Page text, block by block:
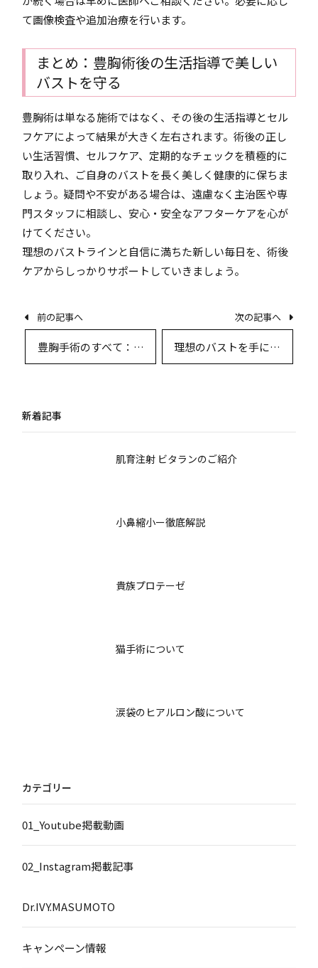
て画像検査や追加治療を行います。
まとめ：豊胸術後の生活指導で美しい
バストを守る
豊胸術は単なる施術ではなく、その後の生活指導とセル
フケアによって結果が大きく左右されます。術後の正し
い生活習慣、セルフケア、定期的なチェックを積極的に
取り入れ、ご自身のバストを長く美しく健康的に保ちま
しょう。疑問や不安がある場合は、遠慮なく主治医や専
門スタッフに相談し、安心・安全なアフターケアを心が
けてください。
理想のバストラインと自信に満ちた新しい毎日を、術後
ケアからしっかりサポートしていきましょう。
前の記事へ
豊胸手術のすべて：理
想のバストを叶えるた
次の記事へ
理想のバストを手に入
れるための豊胸手術体
新着記事
肌育注射 ビタランのご紹介
小鼻縮小ー徹底解説
貴族プロテーゼ
猫手術について
涙袋のヒアルロン酸について
カテゴリー
01_Youtube掲載動画
02_Instagram掲載記事
Dr.IVY.MASUMOTO
キャンペーン情報